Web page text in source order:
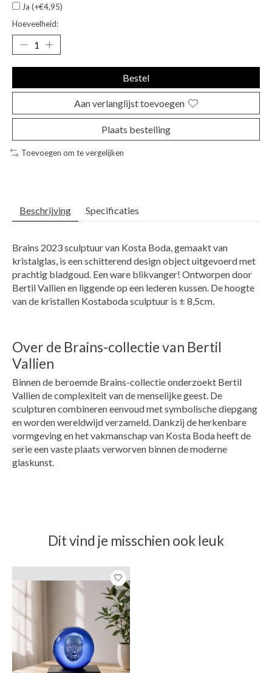
Ja (+€4,95)
Hoeveelheid:
Bestel
Aan verlanglijst toevoegen
Plaats bestelling
Toevoegen om te vergelijken
Beschrijving Specificaties
Brains 2023 sculptuur van Kosta Boda, gemaakt van
kristalglas, is een schitterend design object uitgevoerd met
prachtig bladgoud. Een ware blikvanger! Ontworpen door
Bertil Vallien en liggende op een lederen kussen. De hoogte
van de kristallen Kostaboda sculptuur is ± 8,5cm.
Over de Brains-collectie van Bertil
Vallien
Binnen de beroemde Brains-collectie onderzoekt Bertil
Vallien de complexiteit van de menselijke geest. De
sculpturen combineren eenvoud met symbolische diepgang
en worden wereldwijd verzameld. Dankzij de herkenbare
vormgeving en het vakmanschap van Kosta Boda heeft de
serie een vaste plaats verworven binnen de moderne
glaskunst.
Dit vind je misschien ook leuk
Items van productcarrousel